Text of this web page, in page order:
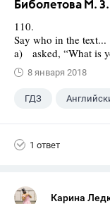
Биболетова М.
110.
Say who in the text...
a) asked, “What is
8 января 2018
ГДЗ
1 ответ
Карина